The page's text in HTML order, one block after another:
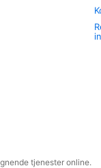
tjenester online.